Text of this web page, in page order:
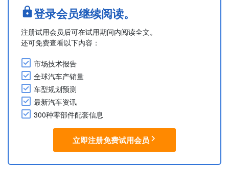
段发展成为可在英国公路上大规模商业运营的服务。该合作
涵盖安全保障、大规模仿真以及将全自动驾驶技术集成到量
产车辆平台的相关工作。
登录会员继续阅读。
注册试用会员后可在试用期间内阅读全文。
还可免费查看以下内容：
市场技术报告
全球汽车产销量
车型规划预测
最新汽车资讯
300种零部件配套信息
立即注册免费试用会员